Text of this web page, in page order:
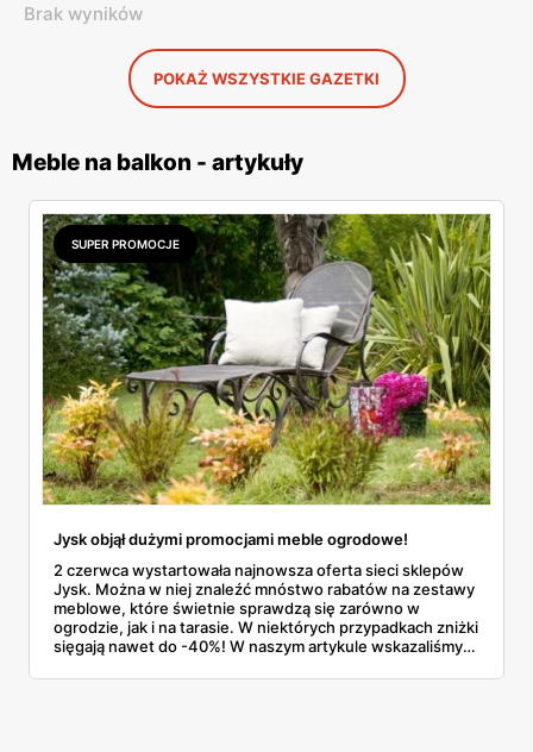
Brak wyników
POKAŻ WSZYSTKIE GAZETKI
Meble na balkon - artykuły
SUPER PROMOCJE
Jysk objął dużymi promocjami meble ogrodowe!
2 czerwca wystartowała najnowsza oferta sieci sklepów
Jysk. Można w niej znaleźć mnóstwo rabatów na zestawy
meblowe, które świetnie sprawdzą się zarówno w
ogrodzie, jak i na tarasie. W niektórych przypadkach zniżki
sięgają nawet do -40%! W naszym artykule wskazaliśmy
promocjami. Dowiedz się, co kupisz taniej!